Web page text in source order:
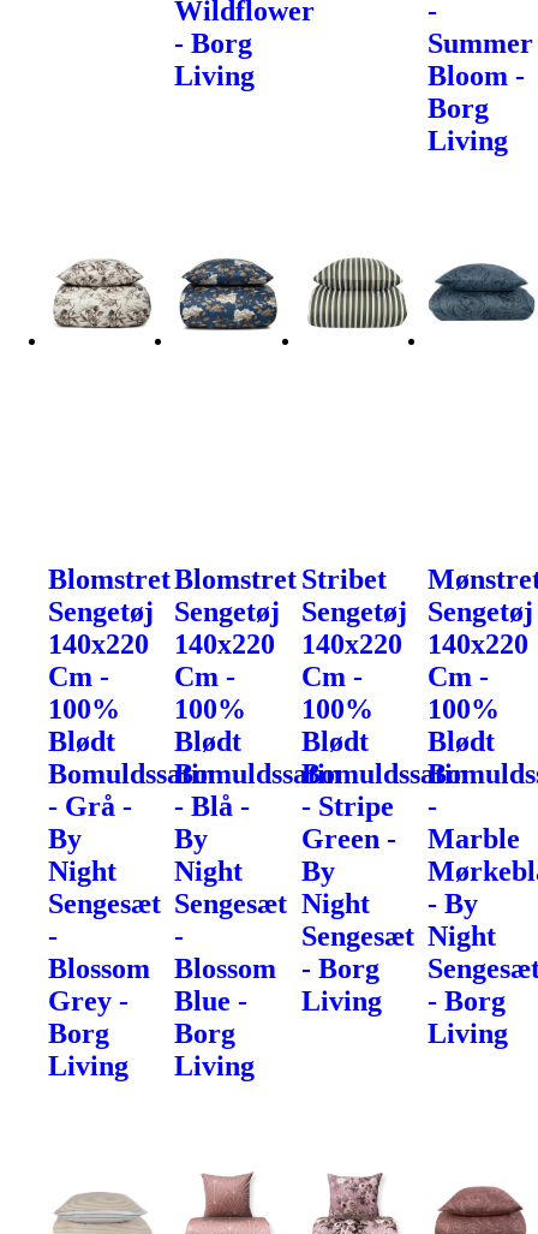
Wildflower
- Borg
Living
-
Summer
Bloom -
Borg
Living
Blomstret
Sengetøj
140x220
Cm -
100%
Blødt
Bomuldssatin
- Grå -
By
Night
Sengesæt
-
Blossom
Grey -
Borg
Living
Blomstret
Sengetøj
140x220
Cm -
100%
Blødt
Bomuldssatin
- Blå -
By
Night
Sengesæt
-
Blossom
Blue -
Borg
Living
Stribet
Sengetøj
140x220
Cm -
100%
Blødt
Bomuldssatin
- Stripe
Green -
By
Night
Sengesæt
- Borg
Living
Sengetøj
140x220
Cm -
100%
Blødt
-
Marble
- By
Night
- Borg
Living